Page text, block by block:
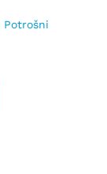
Potrošni